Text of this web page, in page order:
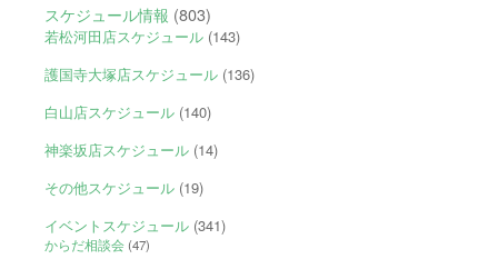
スケジュール情報 (803)
若松河田店スケジュール(143)
護国寺大塚店スケジュール(136)
白山店スケジュール(140)
神楽坂店スケジュール(14)
その他スケジュール(19)
イベントスケジュール(341)
からだ相談会(47)